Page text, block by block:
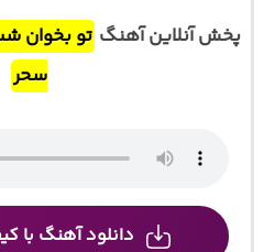
پخش آنلاین آهنگ تو بخوان
سحر
دانلود آهنگ با